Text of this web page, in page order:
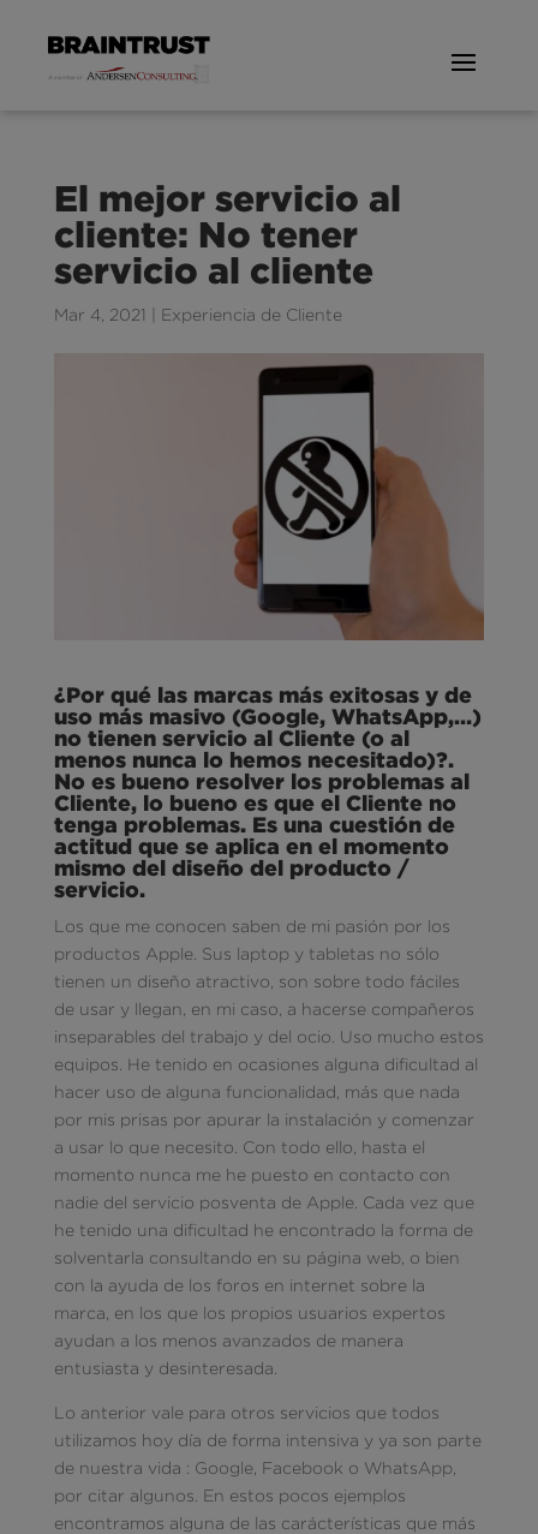
El mejor servicio al
cliente: No tener
servicio al cliente
Mar 4, 2021 Experiencia de Cliente
¿Por qué las marcas más exitosas y de
uso más masivo (Google, WhatsApp,…)
no tienen servicio al Cliente (o al
menos nunca lo hemos necesitado)?.
No es bueno resolver los problemas al
Cliente, lo bueno es que el Cliente no
tenga problemas. Es una cuestión de
actitud que se aplica en el momento
mismo del diseño del producto /
servicio.
Los que me conocen saben de mi pasión por los
productos Apple. Sus laptop y tabletas no sólo
tienen un diseño atractivo, son sobre todo fáciles
de usar y llegan, en mi caso, a hacerse compañeros
inseparables del trabajo y del ocio. Uso mucho estos
equipos. He tenido en ocasiones alguna dificultad al
hacer uso de alguna funcionalidad, más que nada
por mis prisas por apurar la instalación y comenzar
a usar lo que necesito. Con todo ello, hasta el
momento nunca me he puesto en contacto con
nadie del servicio posventa de Apple. Cada vez que
he tenido una dificultad he encontrado la forma de
solventarla consultando en su página web, o bien
con la ayuda de los foros en internet sobre la
marca, en los que los propios usuarios expertos
ayudan a los menos avanzados de manera
entusiasta y desinteresada.
Lo anterior vale para otros servicios que todos
utilizamos hoy día de forma intensiva y ya son parte
de nuestra vida : Google, Facebook o WhatsApp,
por citar algunos. En estos pocos ejemplos
encontramos alguna de las carácterísticas que más